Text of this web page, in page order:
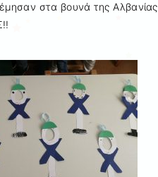
στα βουνά της Αλβανίας